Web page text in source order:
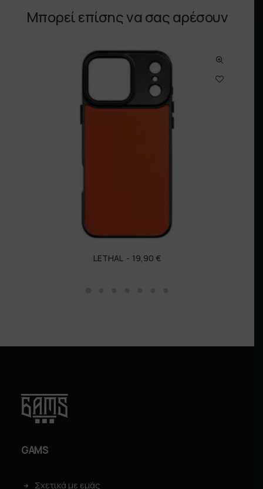
Μπορεί επίσης να σας αρέσουν
LETHAL 19,90 €
GAMS
Σχετικά με εμάς